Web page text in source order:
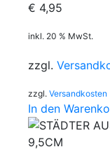
€ 4,95
inkl. 20 % MwSt.
zzgl.
zzgl. Versandkosten
In den